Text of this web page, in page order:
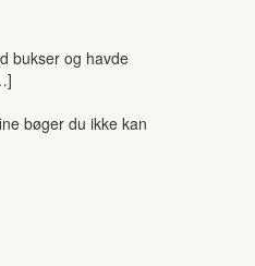
bukser og havde
bøger du ikke kan